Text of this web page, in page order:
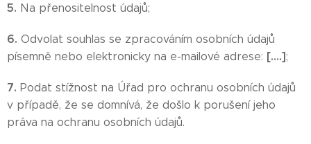
5. Na přenositelnost údajů;
6. Odvolat souhlas se zpracováním osobních údajů
písemně nebo elektronicky na e-mailové adrese: [….];
7. Podat stížnost na Úřad pro ochranu osobních údajů
v případě, že se domnívá, že došlo k porušení jeho
práva na ochranu osobních údajů.